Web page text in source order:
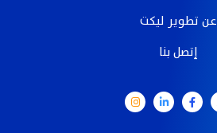
عن تطوير ليكت
إتصل بنا